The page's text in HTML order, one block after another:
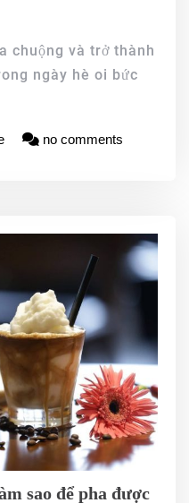
chuộng và trở thành
ngày hè oi bức
no comments
sao để pha được